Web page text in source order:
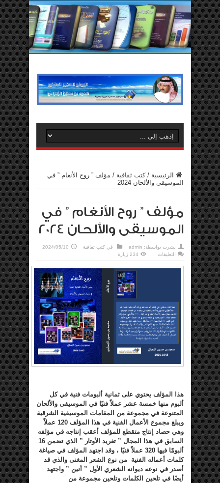
الرئيسية /كتب ثقافية / مؤلف ” روح الأنغام ” في
الموسيقى والألحان 2024
مؤلف ” روح الأنغام ” في
الموسيقى والألحان 2024
نشرت بواسطة: admin في كتب ثقافية
2024/05/10
التعليقات
روح
2024
مغلقة
234 زيارة
هذا المؤلف يحتوي على ثمانية ألبومات فنية في كل
ألبوم منها خمسة عشر عملاً فنيًا في الموسيقى والألحان
المتنوعة في مجموعة من المقامات الموسيقية الشرقية
ويبلغ مجموع الأعمال الفنية في هذا المؤلف 120 عملاً
وهي حصاد إنتاج متقطع للمؤلف أعقب إنتاجه في مؤلفه
السابق في هذا المجال ” تغريد الأوتار ” الذي تضمن 16
ألبومًا فيها 320 عملاً فنيًا ، وقد اجتهد المؤلف في صياغة
كلمات أعماله الفنية من نوع الشعر المغنى والذي قد
أصدر في نوعه ديوانه الشعري الأول ” أنين ” واجتهد
أيضًا في تلحين الكلمات وتلحين مجموعة من